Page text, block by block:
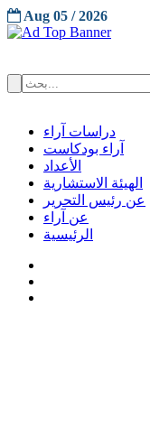
Aug 05 / 2026
دراسات آراء
آراء بودكاست
الأعداد
الهيئة الاستشارية
عن رئيس التحرير
عن آراء
الرئيسية